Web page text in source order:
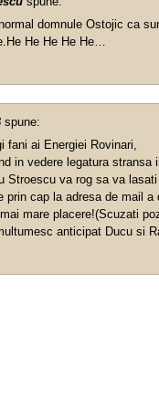
domnule Ostojic ca
He He He He…
spune:
fani ai Energiei Rovinari,
in vedere legatura stransa
Stroescu va rog sa va
prin cap la adresa de mail a
mare placere!(Scuzati
anticipat Ducu si